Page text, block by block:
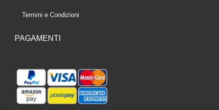
Termini e Condizioni
PAGAMENTI